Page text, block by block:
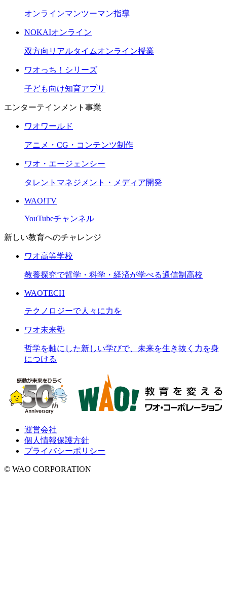
オンラインマンツーマン指導
NOKAIオンライン
双方向リアルタイムオンライン授業
ワオっち！シリーズ
子ども向け知育アプリ
エンターテインメント事業
ワオワールド
アニメ・CG・コンテンツ制作
ワオ・エージェンシー
タレントマネジメント・メディア開発
WAO!TV
YouTubeチャンネル
新しい教育へのチャレンジ
ワオ高等学校
教養探究で哲学・科学・経済が学べる通信制高校
WAOTECH
テクノロジーで人々に力を
ワオ未来塾
哲学を軸にした新しい学びで、未来を生き抜く力を身
につける
運営会社
個人情報保護方針
プライバシーポリシー
© WAO CORPORATION